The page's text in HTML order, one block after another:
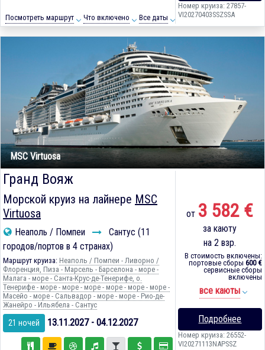
Посмотреть маршрут Что включено Все даты
Номер круиза: 27857-
VI20270403SSZSSA
MSC Virtuosa
Гранд Вояж
Морской круиз на лайнере MSC
Virtuosa
Неаполь / Помпеи
Сантус (11
городов/портов в 4 странах)
Маршрут круиза: Неаполь / Помпеи - Ливорно /
Флоренция, Пиза - Марсель - Барселона - море -
Малага - море - Санта-Крус-де-Тенерифе, о.
Тенерифе - море - море - море - море - море - море -
Масейо - море - Сальвадор - море - море - Рио-де-
Жанейро - Ильябела - Сантус
21 ночей 13.11.2027 - 04.12.2027
от 3 582 €
за каюту
на 2 взр.
В стоимость включены:
портовые сборы 600 €
сервисные сборы
включены
все каюты
Подробнее
Номер круиза: 26552-
VI20271113NAPSSZ